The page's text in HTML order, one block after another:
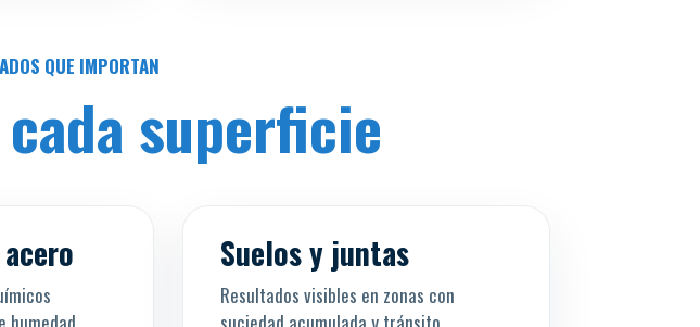
QUE IMPORTAN
cada superficie
Suelos y juntas
Resultados visibles en zonas con